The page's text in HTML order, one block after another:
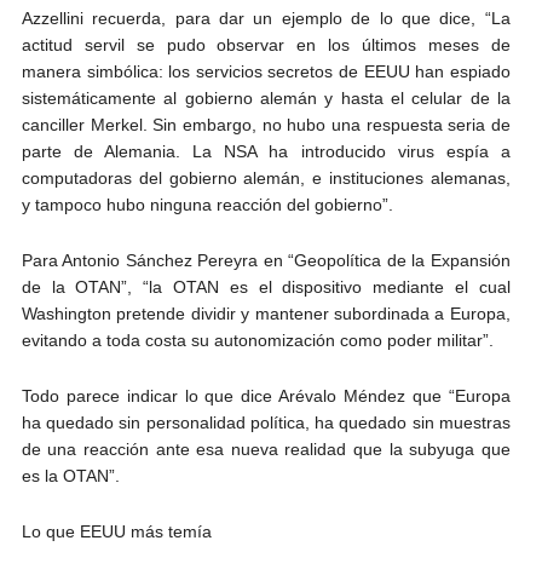
Azzellini recuerda, para dar un ejemplo de lo que dice, “La
actitud servil se pudo observar en los últimos meses de
manera simbólica: los servicios secretos de EEUU han espiado
sistemáticamente al gobierno alemán y hasta el celular de la
canciller Merkel. Sin embargo, no hubo una respuesta seria de
parte de Alemania. La NSA ha introducido virus espía a
computadoras del gobierno alemán, e instituciones alemanas,
y tampoco hubo ninguna reacción del gobierno”.
Para Antonio Sánchez Pereyra en “Geopolítica de la Expansión
de la OTAN”, “la OTAN es el dispositivo mediante el cual
Washington pretende dividir y mantener subordinada a Europa,
evitando a toda costa su autonomización como poder militar”.
Todo parece indicar lo que dice Arévalo Méndez que “Europa
ha quedado sin personalidad política, ha quedado sin muestras
de una reacción ante esa nueva realidad que la subyuga que
es la OTAN”.
Lo que EEUU más temía